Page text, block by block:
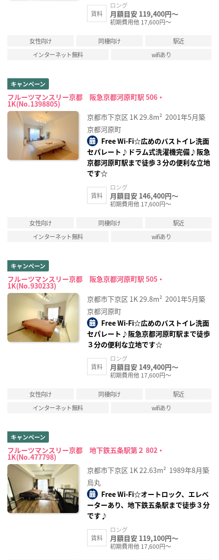
賃料
ロング
月額目安 119,400円～
初期費用他 17,600円～
女性向け 同棲向け
駅近
インターネット無料
wifiあり
キャンペーン
フルーツマンスリー京都 阪急京都河原町駅 506・
1K(No.1398805)
京都市下京区 1K29.8m² 2001年5月築
京都河原町
Free Wi-Fi☆広めのバストイレ洗面
セパレート♪ドラム式洗濯機完備♪阪急
京都河原町駅まで徒歩３分の便利な立地
です☆
賃料
ロング
月額目安 146,400円～
初期費用他 17,600円～
女性向け 同棲向け
駅近
インターネット無料
wifiあり
キャンペーン
フルーツマンスリー京都 阪急京都河原町駅 505・
1K(No.930233)
京都市下京区 1K29.8m² 2001年5月築
京都河原町
Free Wi-Fi☆広めのバストイレ洗面
セパレート♪阪急京都河原町駅まで徒歩
３分の便利な立地です☆
賃料
ロング
月額目安 149,400円～
初期費用他 17,600円～
女性向け 同棲向け
駅近
インターネット無料
wifiあり
キャンペーン
フルーツマンスリー京都 地下鉄五条駅第２ 802・
1K(No.477798)
京都市下京区 1K22.63m² 1989年8月築
烏丸
Free Wi-Fi☆オートロック、エレベ
ーターあり、地下鉄五条駅まで徒歩３分
です♪
賃料
ロング
月額目安 119,100円～
初期費用他 17,600円～